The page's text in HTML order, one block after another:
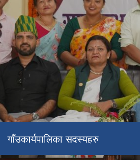
गाँउकार्यपालिका सदस्यहरु
गाउँपालिका कर्मचारीहरु
श्रीनाथ मण्डली